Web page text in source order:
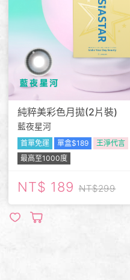
純粹美彩色月拋(2片裝)
藍夜星河
首單免運 單盒$189
王淨代言
最高至1000度
189 299